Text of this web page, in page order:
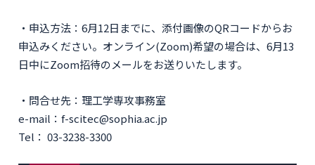
・申込方法：6月12日までに、添付画像のQRコードからお
申込みください。オンライン(Zoom)希望の場合は、6月13
日中にZoom招待のメールをお送りいたします。
・問合せ先：理工学専攻事務室
e-mail：f-scitec@sophia.ac.jp
Tel： 03-3238-3300